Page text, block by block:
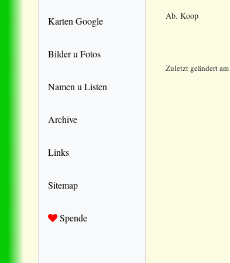
Karten Google
Bilder u Fotos
Namen u Listen
Archive
Links
Sitemap
Spende
Ab. Koop
Zuletzt geändertam